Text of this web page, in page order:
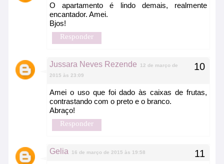
O apartamento é lindo demais, realmente
encantador. Amei.
Bjos!
Responder
Jussara Neves Rezende
12 de março de
2015 às 23:09
Amei o uso que foi dado às caixas de frutas,
contrastando com o preto e o branco.
Abraço!
Responder
Gelia 16 de março de 2015 às 19:58